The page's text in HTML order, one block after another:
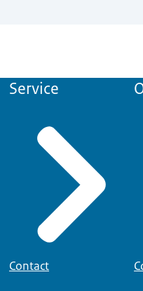
Service
Contact